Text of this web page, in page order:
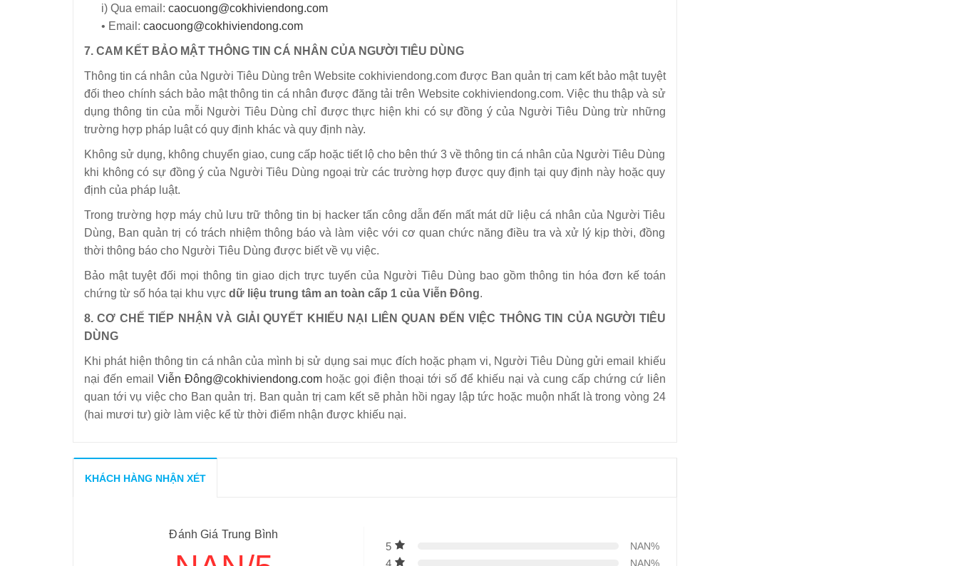
i) Qua email: caocuong@cokhiviendong.com
• Email: caocuong@cokhiviendong.com
7. CAM KẾT BẢO MẬT THÔNG TIN CÁ NHÂN CỦA NGƯỜI TIÊU DÙNG
Thông tin cá nhân của Người Tiêu Dùng trên Website cokhiviendong.com được Ban quản trị cam kết bảo mật tuyệt
đối theo chính sách bảo mật thông tin cá nhân được đăng tải trên Website cokhiviendong.com. Việc thu thập và sử
dụng thông tin của mỗi Người Tiêu Dùng chỉ được thực hiện khi có sự đồng ý của Người Tiêu Dùng trừ những
trường hợp pháp luật có quy định khác và quy định này.
Không sử dụng, không chuyển giao, cung cấp hoặc tiết lộ cho bên thứ 3 về thông tin cá nhân của Người Tiêu Dùng
khi không có sự đồng ý của Người Tiêu Dùng ngoại trừ các trường hợp được quy định tại quy định này hoặc quy
định của pháp luật.
Trong trường hợp máy chủ lưu trữ thông tin bị hacker tấn công dẫn đến mất mát dữ liệu cá nhân của Người Tiêu
Dùng, Ban quản trị có trách nhiệm thông báo và làm việc với cơ quan chức năng điều tra và xử lý kịp thời, đồng
thời thông báo cho Người Tiêu Dùng được biết về vụ việc.
Bảo mật tuyệt đối mọi thông tin giao dịch trực tuyến của Người Tiêu Dùng bao gồm thông tin hóa đơn kế toán
chứng từ số hóa tại khu vực dữ liệu trung tâm an toàn cấp 1 của Viễn Đông.
8. CƠ CHẾ TIẾP NHẬN VÀ GIẢI QUYẾT KHIẾU NẠI LIÊN QUAN ĐẾN VIỆC THÔNG TIN CỦA NGƯỜI TIÊU
DÙNG
Khi phát hiện thông tin cá nhân của mình bị sử dụng sai mục đích hoặc phạm vi, Người Tiêu Dùng gửi email khiếu
nại đến email Viễn Đông@cokhiviendong.comhoặc gọi điện thoại tới số để khiếu nại và cung cấp chứng cứ liên
quan tới vụ việc cho Ban quản trị. Ban quản trị cam kết sẽ phản hồi ngay lập tức hoặc muộn nhất là trong vòng 24
(hai mươi tư) giờ làm việc kể từ thời điểm nhận được khiếu nại.
KHÁCH HÀNG NHẬN XÉT
Đánh Giá Trung Bình
5 NAN%
4 NAN%